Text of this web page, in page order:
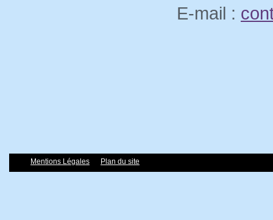
E-mail :
Mentions Légales Plan du site